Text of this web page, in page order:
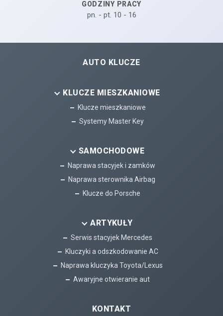
GODZINY PRACY
pn. - pt. 10 - 16
AUTO KLUCZE
KLUCZE MIESZKANIOWE
Klucze mieszkaniowe
Systemy Master Key
SAMOCHODOWE
Naprawa stacyjek i zamków
Naprawa sterownika Airbag
Klucze do Porsche
ARTYKUŁY
Serwis stacyjek Mercedes
Kluczyki a odszkodowanie AC
Naprawa kluczyka Toyota/Lexus
Awaryjne otwieranie aut
KONTAKT